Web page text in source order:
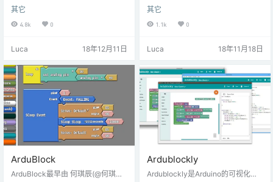
具，支持micro:bit使用micropython
进行开发。这是最新版本，是一个
错误修复版本。我特别自豪的是，
德语，西班牙语，法语，日语，波
瑞典语，越南语和中文。显然，途
中有希腊语和土耳其语的翻译。当
然还有夜间模式，喜欢晚上写代码
的小伙伴有眼福了，来看看夜间模
式的…
其它
4.8k 0
Luca 18年12月11日
PHPoC和PC之间上传/下载文件，
添加/编辑/删除文件，实时调试PHP
oC脚本，配置PHPoC参数和升级固
征向PHPoC产品上传php文件将PH
辑PHPoC 产品的php文件调试PHP
oC脚本确认PHPoC产品源代码状态
资源设定PHPoC产品…
其它
1.1k 0
Luca 18年11月18日
ArduBlock
ArduBlock最早由 何琪辰(@何琪辰)
Ardublockly
Ardublockly是Arduino的可视化编